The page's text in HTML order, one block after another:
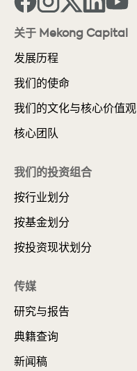
关于 Mekong Capital
发展历程
我们的使命
我们的文化与核心价值观
核心团队
我们的投资组合
按行业划分
按基金划分
按投资现状划分
传媒
研究与报告
典籍查询
新闻稿